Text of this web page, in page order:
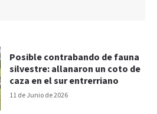
11 de Junio de 2026
Posible contrabando de fauna
silvestre: allanaron un coto de
caza en el sur entrerriano